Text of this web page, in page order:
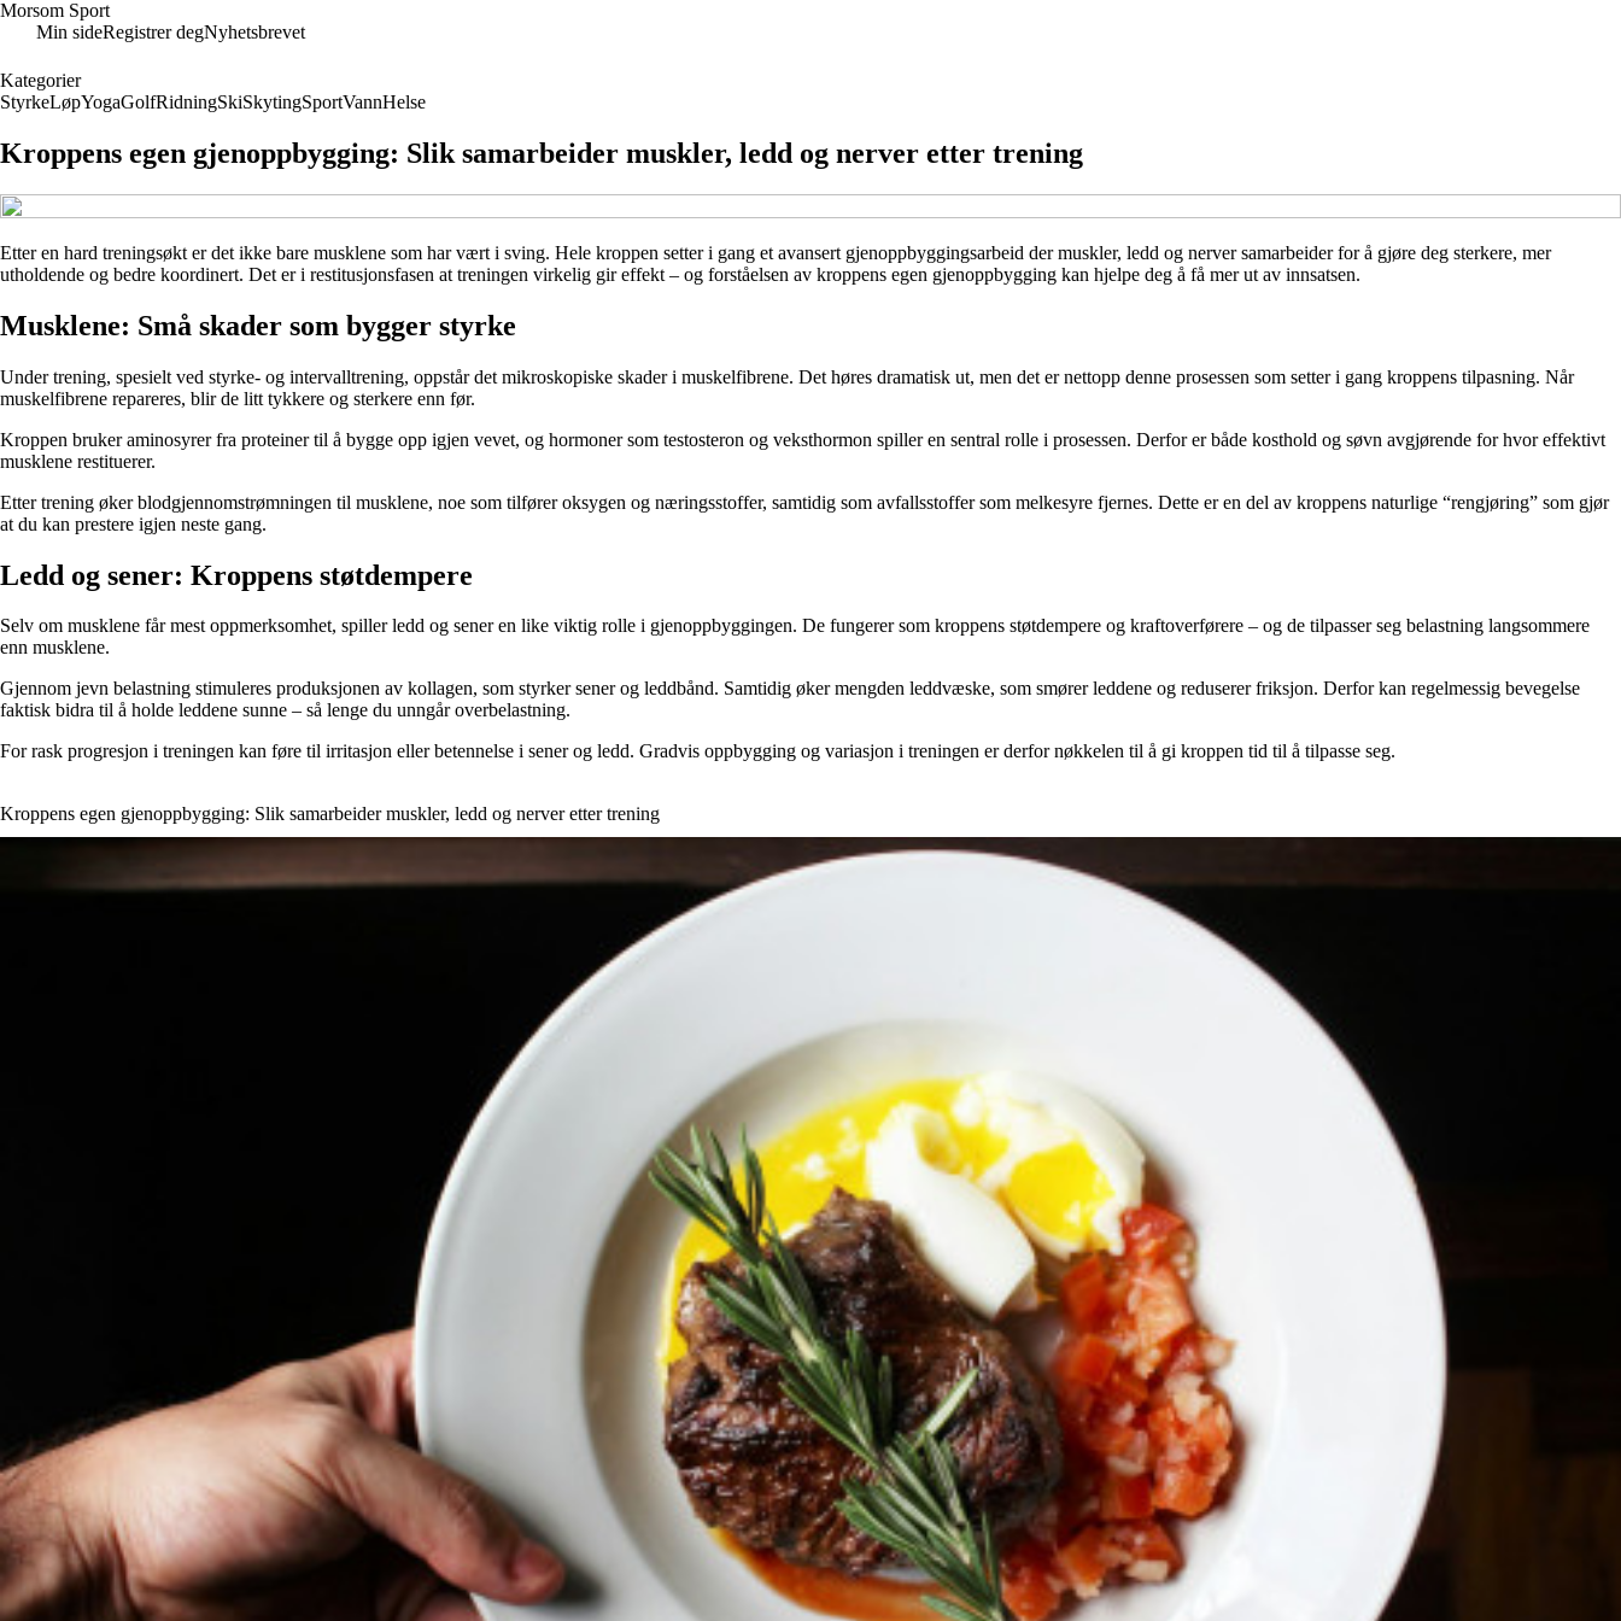
Morsom Sport
Min sideRegistrer degNyhetsbrevet
Kategorier
StyrkeLøpYogaGolfRidningSkiSkytingSportVannHelse
Kroppens egen gjenoppbygging: Slik samarbeider muskler, ledd og nerver etter trening
Etter en hard treningsøkt er det ikke bare musklene som har vært i sving. Hele kroppen setter i gang et avansert gjenoppbyggingsarbeid der muskler, ledd og nerver samarbeider for å gjøre deg sterkere, mer
utholdende og bedre koordinert. Det er i restitusjonsfasen at treningen virkelig gir effekt – og forståelsen av kroppens egen gjenoppbygging kan hjelpe deg å få mer ut av innsatsen.
Musklene: Små skader som bygger styrke
Under trening, spesielt ved styrke- og intervalltrening, oppstår det mikroskopiske skader i muskelfibrene. Det høres dramatisk ut, men det er nettopp denne prosessen som setter i gang kroppens tilpasning. Når
muskelfibrene repareres, blir de litt tykkere og sterkere enn før.
Kroppen bruker aminosyrer fra proteiner til å bygge opp igjen vevet, og hormoner som testosteron og veksthormon spiller en sentral rolle i prosessen. Derfor er både kosthold og søvn avgjørende for hvor effektivt
musklene restituerer.
Etter trening øker blodgjennomstrømningen til musklene, noe som tilfører oksygen og næringsstoffer, samtidig som avfallsstoffer som melkesyre fjernes. Dette er en del av kroppens naturlige “rengjøring” som gjør
at du kan prestere igjen neste gang.
Ledd og sener: Kroppens støtdempere
Selv om musklene får mest oppmerksomhet, spiller ledd og sener en like viktig rolle i gjenoppbyggingen. De fungerer som kroppens støtdempere og kraftoverførere – og de tilpasser seg belastning langsommere
enn musklene.
Gjennom jevn belastning stimuleres produksjonen av kollagen, som styrker sener og leddbånd. Samtidig øker mengden leddvæske, som smører leddene og reduserer friksjon. Derfor kan regelmessig bevegelse
faktisk bidra til å holde leddene sunne – så lenge du unngår overbelastning.
For rask progresjon i treningen kan føre til irritasjon eller betennelse i sener og ledd. Gradvis oppbygging og variasjon i treningen er derfor nøkkelen til å gi kroppen tid til å tilpasse seg.
Kroppens egen gjenoppbygging: Slik samarbeider muskler, ledd og nerver etter trening